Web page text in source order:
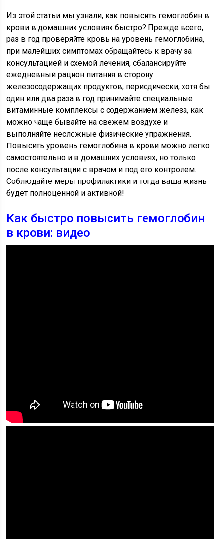
Из этой статьи мы узнали, как повысить гемоглобин в
крови в домашних условиях быстро? Прежде всего,
раз в год проверяйте кровь на уровень гемоглобина,
при малейших симптомах обращайтесь к врачу за
консультацией и схемой лечения, сбалансируйте
ежедневный рацион питания в сторону
железосодержащих продуктов, периодически, хотя бы
один или два раза в год принимайте специальные
витаминные комплексы с содержанием железа, как
можно чаще бывайте на свежем воздухе и
выполняйте несложные физические упражнения.
Повысить уровень гемоглобина в крови можно легко
самостоятельно и в домашних условиях, но только
после консультации с врачом и под его контролем.
Соблюдайте меры профилактики и тогда ваша жизнь
будет полноценной и активной!
Как быстро повысить гемоглобин
в крови: видео